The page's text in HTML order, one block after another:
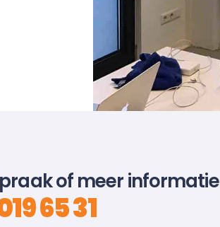
of meer informatie
65 31